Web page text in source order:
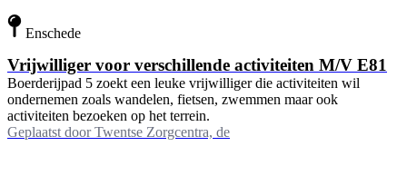
Enschede
Vrijwilliger voor verschillende activiteiten M/V E81
Boerderijpad 5 zoekt een leuke vrijwilliger die activiteiten wil
ondernemen zoals wandelen, fietsen, zwemmen maar ook
activiteiten bezoeken op het terrein.
Geplaatst door Twentse Zorgcentra, de